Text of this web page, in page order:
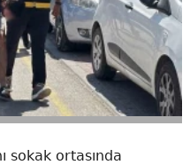
sokak ortasında